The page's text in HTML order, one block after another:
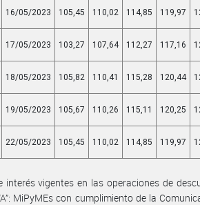
16/05/2023 105,45 110,02 114,85 119,97
17/05/2023 103,27 107,64 112,27 117,16
18/05/2023 105,82 110,41 115,28 120,44
19/05/2023 105,67 110,26 115,11 120,25
22/05/2023 105,45 110,02 114,85 119,97
interés vigentes en las operaciones de
MiPyMEs con cumplimiento de la